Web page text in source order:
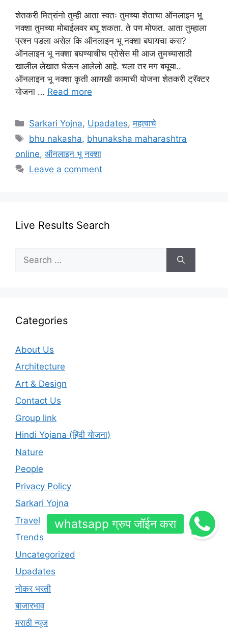
शेतकरी मित्रांनो तुम्ही आता स्वतः तुमच्या शेताचा ऑनलाइन भू
नक्शा तुमच्या मोबाईलवर बघू शकता. ते पण मोफत. आता तुम्हाला
प्रश्न पडला असेल कि ऑनलाइन भू नक्शा बघायचा कस?
ऑनलाइन भू नक्शा बघण्याचीच प्रोसेस मी आज तुमच्यासाठी
खालील लेखात घेऊन आलेलो आहे. चला तर मग बघूया..
ऑनलाइन भू नक्शा कृती आणखी कामाची योजना शेतकरी ट्रॅक्टर
योजना … Read more
Categories
Sarkari Yojna, Upadates,महत्वाचे
Tags
bhu nakasha, bhunaksha maharashtra
online, ऑनलाइन भू नक्शा
Leave a comment
Live Results Search
for:
Categories
About Us
Architecture
Art & Design
Contact Us
Group link
Hindi Yojana (हिंदी योजना)
Nature
People
Privacy Policy
Sarkari Yojna
Travel
Trends
Uncategorized
Upadates
नोकर भरती
बाजारभाव
मराठी न्यूज